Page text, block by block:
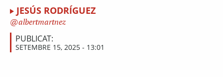
JESÚS RODRÍGUEZ
albertmartnez
PUBLICAT:
SETEMBRE 15, 2025 - 13:01